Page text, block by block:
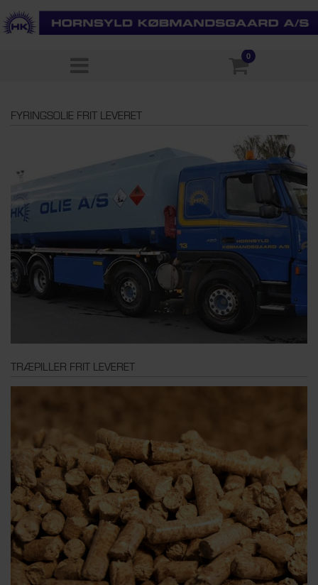
0
FYRINGSOLIE FRIT LEVERET
TRÆPILLER FRIT LEVERET